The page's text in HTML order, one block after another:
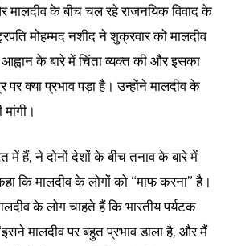
मालदीव के बीच चल रहे राजनयिक विवाद के
मोहम्मद नशीद ने शुक्रवार को मालदीव
के बारे में चिंता व्यक्त की और इसका
क्या प्रभाव पड़ा है। उन्होंने मालदीव के
में हैं, ने दोनों देशों के बीच तनाव के बारे में
कि मालदीव के लोगों को “माफ करना” है।
के लोग चाहते हैं कि भारतीय पर्यटक
मालदीव पर बहुत प्रभाव डाला है, और मैं